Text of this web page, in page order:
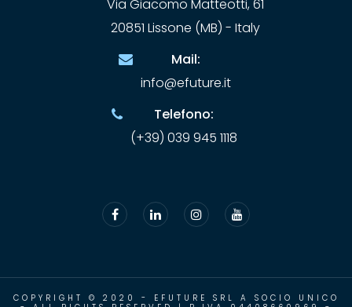
Via Giacomo Matteotti, 61
20851 Lissone (MB) - Italy
Mail:
info@efuture.it
Telefono:
(+39) 039 945 1118
COPYRIGHT © 2020 - EFUTURE SRL A SOCIO UNICO